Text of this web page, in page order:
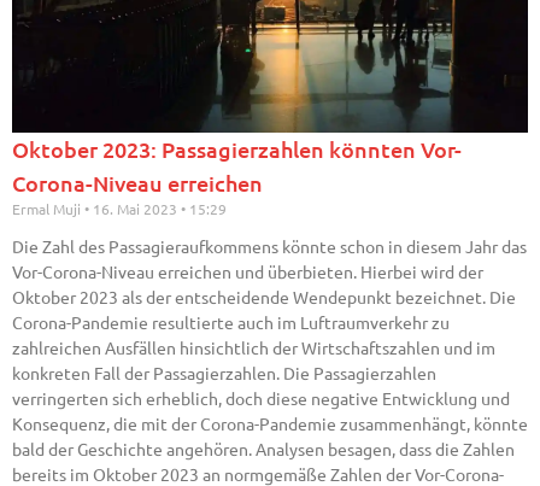
Oktober 2023: Passagierzahlen könnten Vor-
Corona-Niveau erreichen
Ermal Muji 16. Mai 2023 15:29
Die Zahl des Passagieraufkommens könnte schon in diesem Jahr das
Vor-Corona-Niveau erreichen und überbieten. Hierbei wird der
Oktober 2023 als der entscheidende Wendepunkt bezeichnet. Die
Corona-Pandemie resultierte auch im Luftraumverkehr zu
zahlreichen Ausfällen hinsichtlich der Wirtschaftszahlen und im
konkreten Fall der Passagierzahlen. Die Passagierzahlen
verringerten sich erheblich, doch diese negative Entwicklung und
Konsequenz, die mit der Corona-Pandemie zusammenhängt, könnte
bald der Geschichte angehören. Analysen besagen, dass die Zahlen
bereits im Oktober 2023 an normgemäße Zahlen der Vor-Corona-